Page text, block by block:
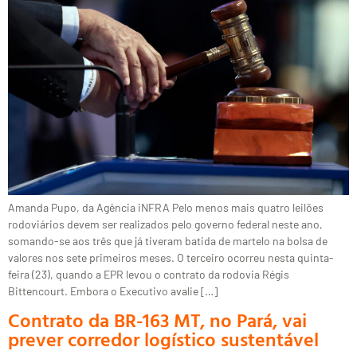
Amanda Pupo, da Agência iNFRA Pelo menos mais quatro leilões
rodoviários devem ser realizados pelo governo federal neste ano,
somando-se aos três que já tiveram batida de martelo na bolsa de
valores nos sete primeiros meses. O terceiro ocorreu nesta quinta-
feira (23), quando a EPR levou o contrato da rodovia Régis
Bittencourt. Embora o Executivo avalie […]
Contrato da BR-163 MT, no Pará, vai
prever corredor logístico sustentável